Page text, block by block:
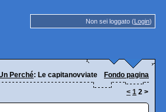
Non sei loggato (Login)
Perché: Le capitanovviate Fondo pagina
< 1 2 >